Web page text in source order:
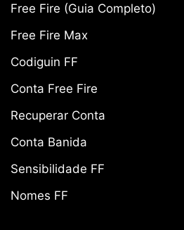
Free Fire (Guia Completo)
Free Fire Max
Codiguin FF
Conta Free Fire
Recuperar Conta
Conta Banida
Sensibilidade FF
Nomes FF